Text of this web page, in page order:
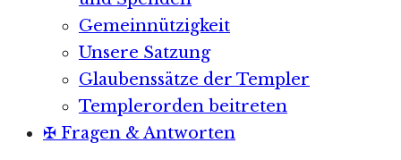
Gemeinnützigkeit
Unsere Satzung
Glaubenssätze der Templer
Templerorden beitreten
✠ Fragen & Antworten